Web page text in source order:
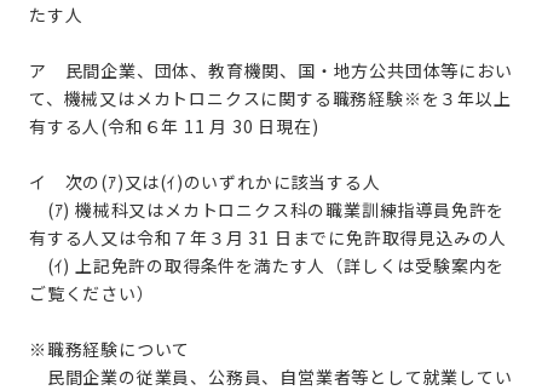
たす人
ア 民間企業、団体、教育機関、国・地方公共団体等におい
て、機械又はメカトロニクスに関する職務経験※を３年以上
有する人(令和６年 11 月 30 日現在)
イ 次の(ｱ)又は(ｲ)のいずれかに該当する人
(ｱ) 機械科又はメカトロニクス科の職業訓練指導員免許を
有する人又は令和７年３月 31 日までに免許取得見込みの人
(ｲ) 上記免許の取得条件を満たす人（詳しくは受験案内を
ご覧ください）
※職務経験について
民間企業の従業員、公務員、自営業者等として就業してい